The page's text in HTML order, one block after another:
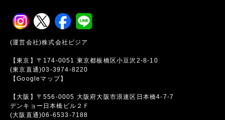
(運営会社)株式会社ビジア
【東京】〒174-0051 東京都板橋区小豆沢2-8-10
(東京直通)03-3974-8220
【Googleマップ】
【大阪】〒556-0005 大阪府大阪市浪速区日本橋4-7-7
デンキョー日本橋ビル２Ｆ
(大阪直通)06-6533-7188